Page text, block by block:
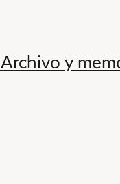
Archivo y